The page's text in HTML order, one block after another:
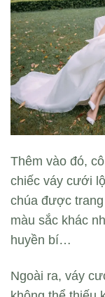
Thêm vào đó,
chiếc váy cưới
chúa được
màu sắc khác
huyền bí…
Ngoài ra, váy